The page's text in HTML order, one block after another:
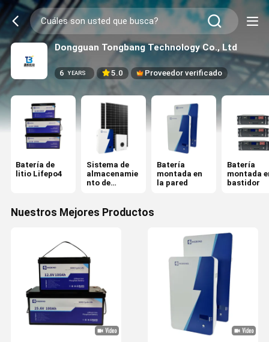
Dongguan Tongbang Technology Co., Ltd
6 YEARS 5.0 Proveedor verificado
Batería de
litio Lifepo4
Sistema de
almacenamie
nto de
Batería
montada en
la pared
Batería
montada
bastidor
Nuestros Mejores Productos